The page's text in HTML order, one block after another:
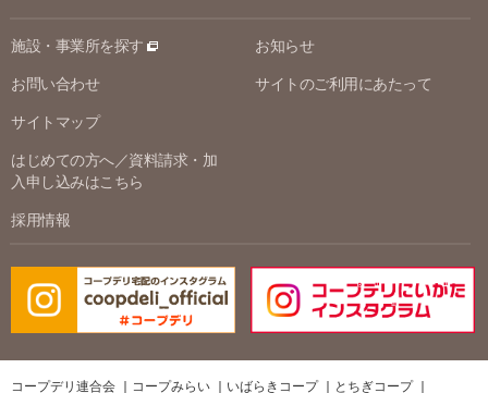
施設・事業所を探す
お問い合わせ
サイトマップ
はじめての方へ／資料請求・加
入申し込みはこちら
採用情報
お知らせ
サイトのご利用にあたって
コープデリ連合会 コープみらい いばらきコープ とちぎコープ